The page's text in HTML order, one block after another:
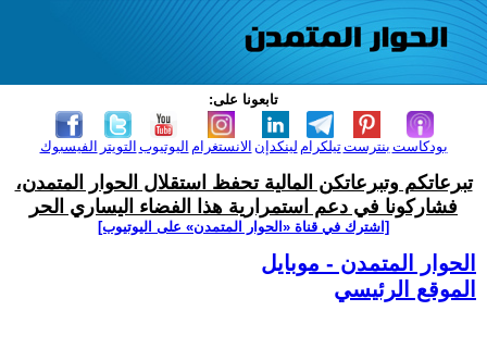
تابعونا على:
الفيسبوك التويتر اليوتيوب الانستغرام لينكدإن تيلكرامبنترست بودكاست
تبرعاتكم وتبرعاتكن المالية تحفظ استقلال الحوار المتمدن،
فشاركونا في دعم استمرارية هذا الفضاء اليساري الحر
[اشترك في قناة ‫«الحوار المتمدن» على اليوتيوب]
الحوار المتمدن - موبايل
الموقع الرئيسي